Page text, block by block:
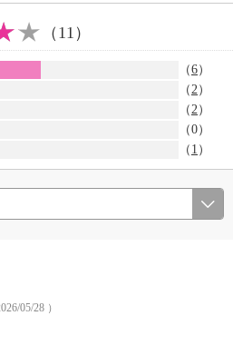
（11）
（6）
（2）
（2）
（0）
（ 1 ）
05/28 ）